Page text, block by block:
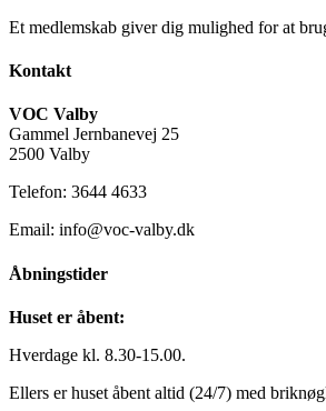
Et medlemskab giver dig mulighed for at
Kontakt
VOC Valby
Gammel Jernbanevej 25
2500 Valby
Telefon: 3644 4633
Email: info@voc-valby.dk
Åbningstider
Huset er åbent:
Hverdage kl. 8.30-15.00.
Ellers er huset åbent altid (24/7) med